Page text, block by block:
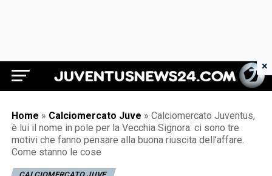
Juventus News 24
Home » Calciomercato Juve » Calciomercato Juventus,
è lui il nome in pole per la Vecchia Signora: ci sono tre
motivi che fanno pensare alla buona riuscita dell’affare.
Come stanno le cose
×